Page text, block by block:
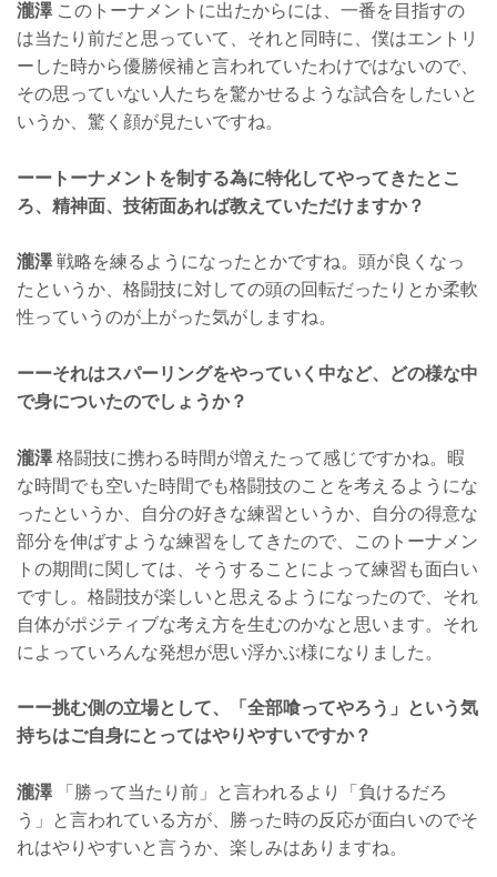
瀧澤このトーナメントに出たからには、一番を目指すの
は当たり前だと思っていて、それと同時に、僕はエントリ
ーした時から優勝候補と言われていたわけではないので、
その思っていない人たちを驚かせるような試合をしたいと
いうか、驚く顔が見たいですね。
ーートーナメントを制する為に特化してやってきたとこ
ろ、精神面、技術面あれば教えていただけますか？
瀧澤戦略を練るようになったとかですね。頭が良くなっ
たというか、格闘技に対しての頭の回転だったりとか柔軟
性っていうのが上がった気がしますね。
ーーそれはスパーリングをやっていく中など、どの様な中
で身についたのでしょうか？
瀧澤格闘技に携わる時間が増えたって感じですかね。暇
な時間でも空いた時間でも格闘技のことを考えるようにな
ったというか、自分の好きな練習というか、自分の得意な
部分を伸ばすような練習をしてきたので、このトーナメン
トの期間に関しては、そうすることによって練習も面白い
ですし。格闘技が楽しいと思えるようになったので、それ
自体がポジティブな考え方を生むのかなと思います。それ
によっていろんな発想が思い浮かぶ様になりました。
ーー挑む側の立場として、「全部喰ってやろう」という気
持ちはご自身にとってはやりやすいですか？
瀧澤「勝って当たり前」と言われるより「負けるだろ
う」と言われている方が、勝った時の反応が面白いのでそ
れはやりやすいと言うか、楽しみはありますね。